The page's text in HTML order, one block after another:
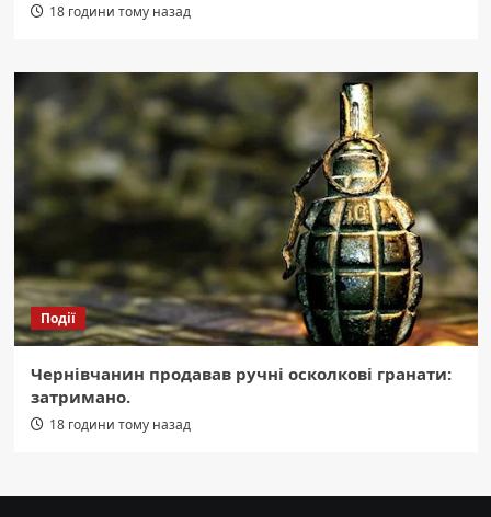
18 години тому назад
Події
Чернівчанин продавав ручні осколкові гранати:
затримано.
18 години тому назад